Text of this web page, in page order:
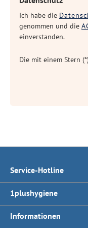
Ich habe die
genommen und die
einverstanden.
Die mit einem Stern
Service-Hotline
1plushygiene
Informationen